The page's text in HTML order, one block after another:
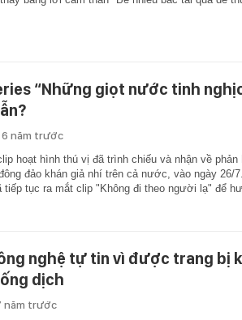
“Những giọt nước tinh
6 năm trước
hoạt hình thú vị đã trình chiếu và nhận về phản
đảo khán giả nhí trên cả nước, vào ngày 26/
tiếp tục ra mắt clip "Không đi theo người lạ" để
nghệ tự tin vì được trang bị
dịch
năm trước